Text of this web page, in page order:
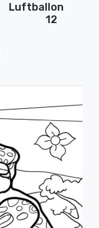
Luftballon
12